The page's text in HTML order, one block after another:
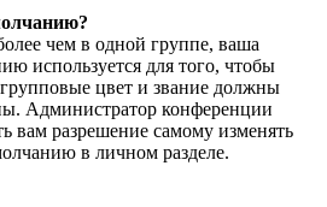
чем в одной группе, ваша
используется для того, чтобы
цвет и звание должны
Администратор конференции
вам разрешение самому изменять
в личном разделе.